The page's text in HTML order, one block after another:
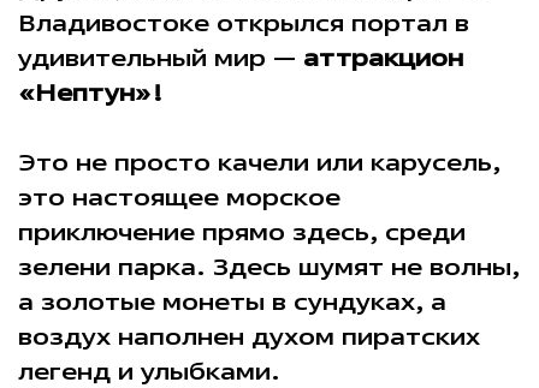
Владивостоке открылся портал в
удивительный мир — аттракцион
«Нептун»!
Это не просто качели или карусель,
это настоящее морское
приключение прямо здесь, среди
зелени парка. Здесь шумят не волны,
а золотые монеты в сундуках, а
воздух наполнен духом пиратских
легенд и улыбками.